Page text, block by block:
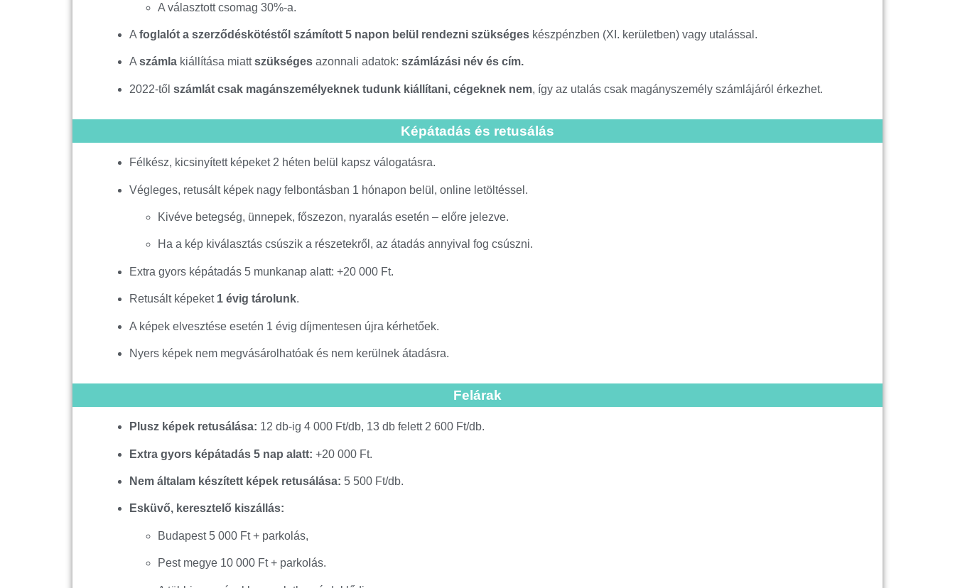
A választott csomag 30%-a.
A foglalót a szerződéskötéstől számított 5 napon belül rendezni szükséges készpénzben (XI. kerületben) vagy utalással.
A számla kiállítása miattszükséges azonnali adatok: számlázási név és cím.
2022-től számlát csak magánszemélyeknek tudunk kiállítani, cégeknek nem, így az utalás csak magányszemély számlájáról érkezhet.
Képátadás és retusálás
Félkész, kicsinyített képeket 2 héten belül kapsz válogatásra.
Végleges, retusált képek nagy felbontásban 1 hónapon belül, online letöltéssel.
Kivéve betegség, ünnepek, főszezon, nyaralás esetén – előre jelezve.
Ha a kép kiválasztás csúszik a részetekről, az átadás annyival fog csúszni.
Extra gyors képátadás 5 munkanap alatt: +20 000 Ft.
Retusált képeket 1 évig tárolunk.
A képek elvesztése esetén 1 évig díjmentesen újra kérhetőek.
Nyers képek nem megvásárolhatóak és nem kerülnek átadásra.
Felárak
Plusz képek retusálása: 12 db-ig 4 000 Ft/db, 13 db felett 2 600 Ft/db.
Extra gyors képátadás 5 nap alatt: +20 000 Ft.
Nem általam készített képek retusálása: 5 500 Ft/db.
Esküvő, keresztelő kiszállás:
Budapest 5 000 Ft + parkolás,
Pest megye 10 000 Ft + parkolás.